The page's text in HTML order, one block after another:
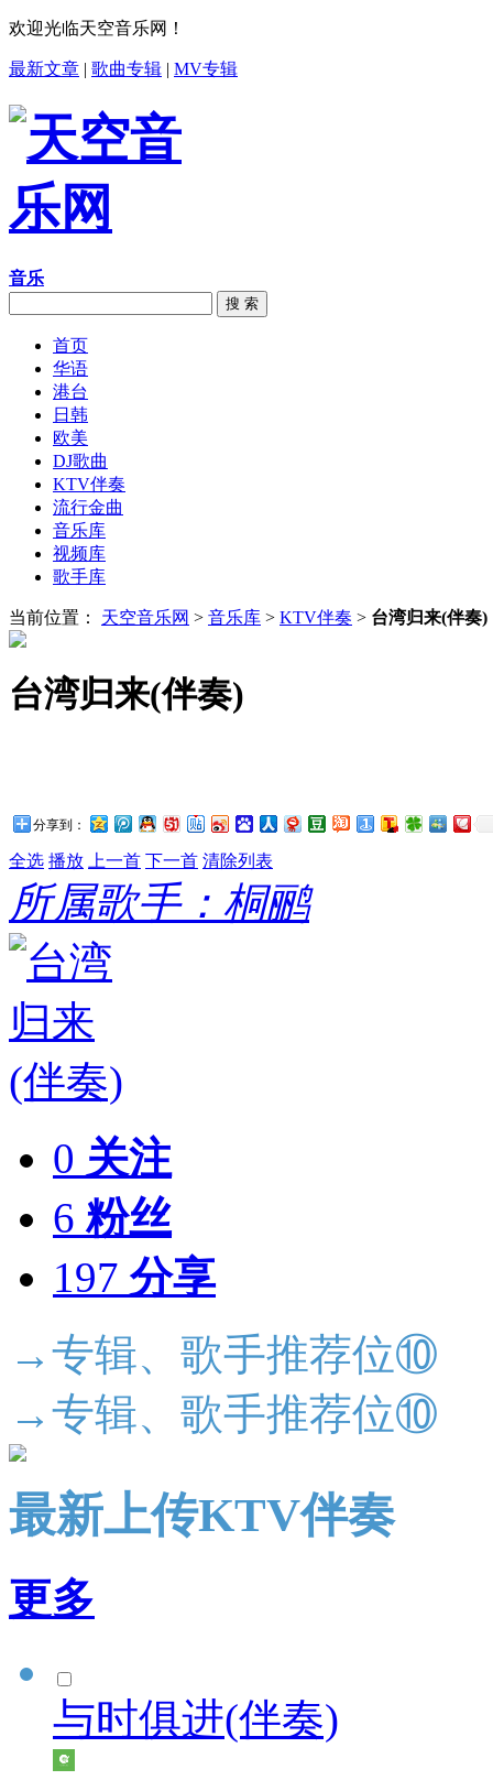
欢迎光临天空音乐网！
最新文章 | 歌曲专辑 | MV专辑
音乐
搜 索
首页
华语
港台
日韩
欧美
DJ歌曲
KTV伴奏
流行金曲
音乐库
视频库
歌手库
当前位置： 天空音乐网 > 音乐库 > KTV伴奏 > 台湾归来(伴奏)
台湾归来(伴奏)
分享到：
全选 播放 上一首 下一首 清除列表
所属歌手：桐鹂
0 关注
6 粉丝
197 分享
→专辑、歌手推荐位⑩
→专辑、歌手推荐位⑩
最新上传KTV伴奏
更多
与时俱进(伴奏)